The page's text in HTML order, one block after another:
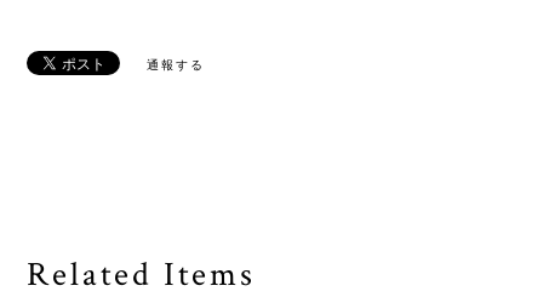
通報する
Related Items